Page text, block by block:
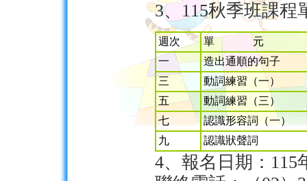
3、115秋季班課程
週次
單 元
一
造出通順的句子
三
動詞練習（一）
五
動詞練習（三）
七
認識形容詞（一）
九
認識狀聲詞
4、報名日期：115